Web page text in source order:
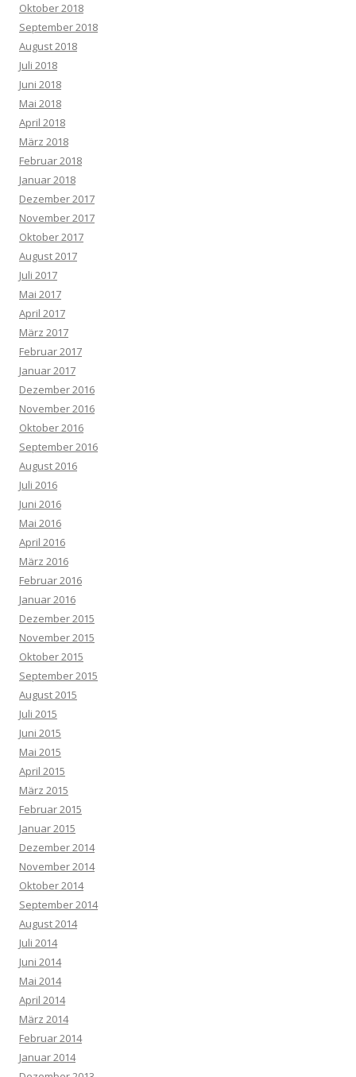
Oktober 2018
September 2018
August 2018
Juli 2018
Juni 2018
Mai 2018
April 2018
März 2018
Februar 2018
Januar 2018
Dezember 2017
November 2017
Oktober 2017
August 2017
Juli 2017
Mai 2017
April 2017
März 2017
Februar 2017
Januar 2017
Dezember 2016
November 2016
Oktober 2016
September 2016
August 2016
Juli 2016
Juni 2016
Mai 2016
April 2016
März 2016
Februar 2016
Januar 2016
Dezember 2015
November 2015
Oktober 2015
September 2015
August 2015
Juli 2015
Juni 2015
Mai 2015
April 2015
März 2015
Februar 2015
Januar 2015
Dezember 2014
November 2014
Oktober 2014
September 2014
August 2014
Juli 2014
Juni 2014
Mai 2014
April 2014
März 2014
Februar 2014
Januar 2014